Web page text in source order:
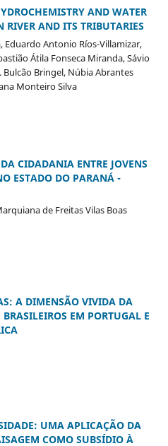
AND WATER
AND ITS TRIBUTARIES
Eduardo Antonio Ríos-Villamizar,
Átila Fonseca Miranda, Sávio
Bulcão Bringel, Núbia Abrantes
Monteiro Silva
CIDADANIA ENTRE JOVENS
ESTADO DO PARANÁ -
de Freitas Vilas Boas
A DIMENSÃO VIVIDA DA
EM PORTUGAL E
UMA APLICAÇÃO DA
COMO SUBSÍDIO À